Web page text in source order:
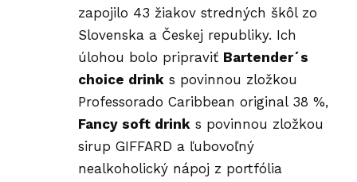
zapojilo 43 žiakov stredných škôl zo
Slovenska a Českej republiky. Ich
úlohou bolo pripraviť Bartender´s
choice drink s povinnou zložkou
Professorado Caribbean original 38 %,
Fancy soft drink s povinnou zložkou
sirup GIFFARD a ľubovoľný
nealkoholický nápoj z portfólia